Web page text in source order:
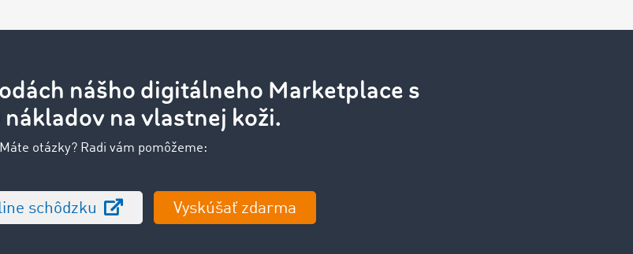
nášho digitálneho Marketplace s
na vlastnej koži.
Máte otázky? Radi vám pomôžeme:
schôdzku Vyskúšať zdarma